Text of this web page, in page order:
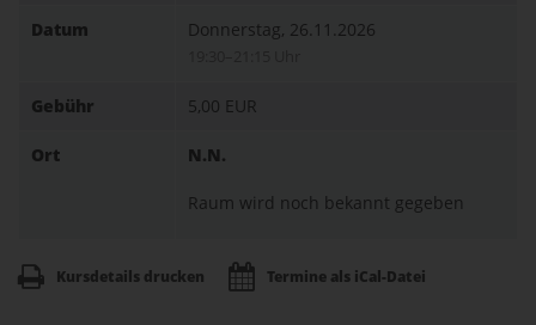
Datum Donnerstag, 26.11.2026
Gebühr 5,00 EUR
Ort N.N.
Raum wird noch bekannt gegeben
Kursdetails drucken Termine als iCal-Datei